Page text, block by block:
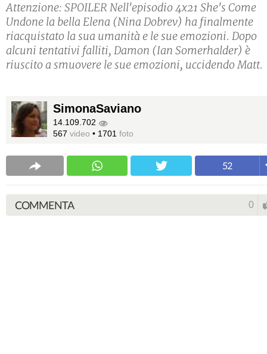
Attenzione: SPOILER Nell'episodio 4x21 She's Come
Undone la bella Elena (Nina Dobrev) ha finalmente
riacquistato la sua umanità e le sue emozioni. Dopo
alcuni tentativi falliti, Damon (Ian Somerhalder) è
riuscito a smuovere le sue emozioni, uccidendo Matt.
SimonaSaviano
14.109.702
567 video • 1701 foto
52
COMMENTA 0